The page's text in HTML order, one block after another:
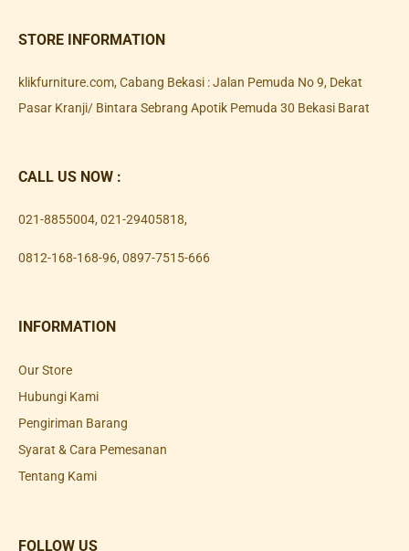
STORE INFORMATION
klikfurniture.com, Cabang Bekasi : Jalan Pemuda No 9, Dekat
Pasar Kranji/ Bintara Sebrang Apotik Pemuda 30 Bekasi Barat
CALL US NOW :
021-8855004, 021-29405818,
0812-168-168-96, 0897-7515-666
INFORMATION
Our Store
Hubungi Kami
Pengiriman Barang
Syarat & Cara Pemesanan
Tentang Kami
FOLLOW US